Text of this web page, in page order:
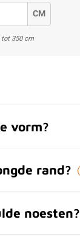
CM
tot 350 cm
vorm?
rand?
noesten?